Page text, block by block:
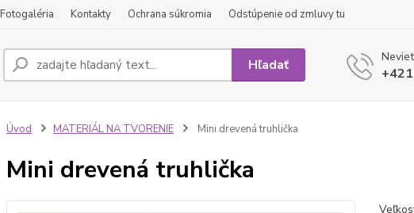
Fotogaléria Kontakty Ochrana súkromia Odstúpenie od zmluvy tu
Hľadať
Úvod MATERIÁL NA TVORENIE Mini drevená truhlička
Mini drevená truhlička